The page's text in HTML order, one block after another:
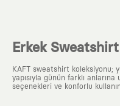
Erkek Sweatshirt
KAFT sweatshirt koleksiyonu;
yapısıyla günün farklı
seçenekleri ve konforlu